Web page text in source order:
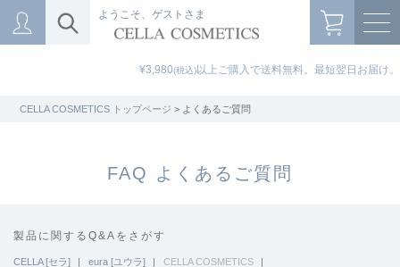
ようこそ、ゲストさま
¥3,980(税込)以上ご購入で送料無料。最短翌日お届け。
CELLA COSMETICS トップページ > よくあるご質問
FAQ よくあるご質問
製品に関するQ&Aをさがす
CELLA [セラ] eura [ユウラ] CELLA COSMETICS